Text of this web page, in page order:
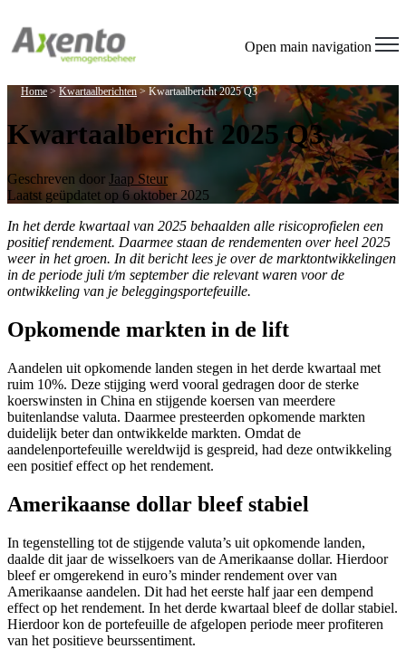
All
Accessibility
reader.
To
the
All
One
Accessibility
screen
reader,
press
+
/".
shortcut
activates
the
screen
reader
to
help
navigate
interact
with
the
content.
Open main navigation
Home > Kwartaalberichten > Kwartaalbericht 2025 Q3
Kwartaalbericht 2025 Q3
Geschreven door Jaap Steur
Laatst geüpdatet op 6 oktober 2025
In het derde kwartaal van 2025 behaalden alle risicoprofielen een
positief rendement. Daarmee staan de rendementen over heel 2025
weer in het groen. In dit bericht lees je over de marktontwikkelingen
in de periode juli t/m september die relevant waren voor de
ontwikkeling van je beleggingsportefeuille.
Opkomende markten in de lift
Aandelen uit opkomende landen stegen in het derde kwartaal met
ruim 10%. Deze stijging werd vooral gedragen door de sterke
koerswinsten in China en stijgende koersen van meerdere
buitenlandse valuta. Daarmee presteerden opkomende markten
duidelijk beter dan ontwikkelde markten. Omdat de
aandelenportefeuille wereldwijd is gespreid, had deze ontwikkeling
een positief effect op het rendement.
Amerikaanse dollar bleef stabiel
In tegenstelling tot de stijgende valuta’s uit opkomende landen,
daalde dit jaar de wisselkoers van de Amerikaanse dollar. Hierdoor
bleef er omgerekend in euro’s minder rendement over van
Amerikaanse aandelen. Dit had het eerste half jaar een dempend
effect op het rendement. In het derde kwartaal bleef de dollar stabiel.
Hierdoor kon de portefeuille de afgelopen periode meer profiteren
van het positieve beurssentiment.